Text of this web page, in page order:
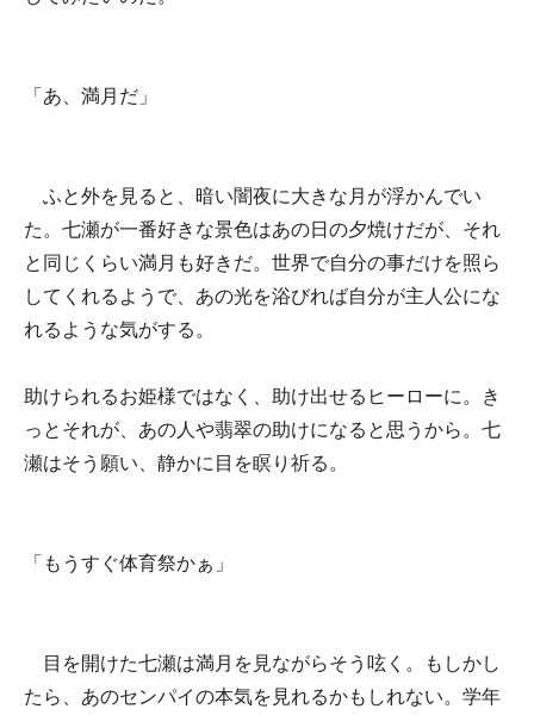
「あ、満月だ」
ふと外を見ると、暗い闇夜に大きな月が浮かんでい
た。七瀬が一番好きな景色はあの日の夕焼けだが、それ
と同じくらい満月も好きだ。世界で自分の事だけを照ら
してくれるようで、あの光を浴びれば自分が主人公にな
れるような気がする。
助けられるお姫様ではなく、助け出せるヒーローに。き
っとそれが、あの人や翡翠の助けになると思うから。七
瀬はそう願い、静かに目を瞑り祈る。
「もうすぐ体育祭かぁ」
目を開けた七瀬は満月を見ながらそう呟く。もしかし
たら、あのセンパイの本気を見れるかもしれない。学年